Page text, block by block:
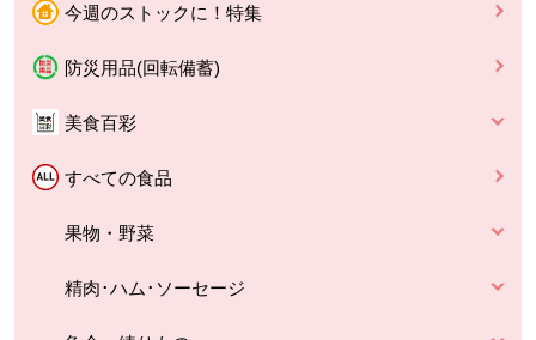
今週のストックに！特集
防災用品(回転備蓄)
美食百彩
すべての食品
果物・野菜
精肉･ハム･ソーセージ